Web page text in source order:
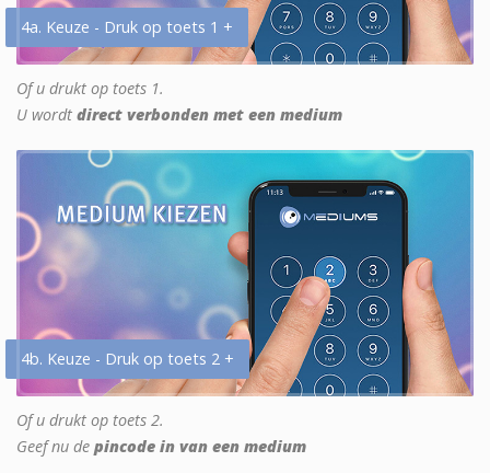
4a. Keuze - Druk op toets 1 +
Of u drukt op toets 1.
U wordt direct verbonden met een medium
4b. Keuze - Druk op toets 2 +
Of u drukt op toets 2.
Geef nu de pincode in van een medium